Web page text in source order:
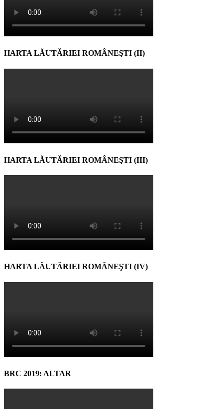
HARTA LĂUTĂRIEI ROMÂNEŞTI (II)
HARTA LĂUTĂRIEI ROMÂNEŞTI (III)
HARTA LĂUTĂRIEI ROMÂNEŞTI (IV)
BRC 2019: ALTAR